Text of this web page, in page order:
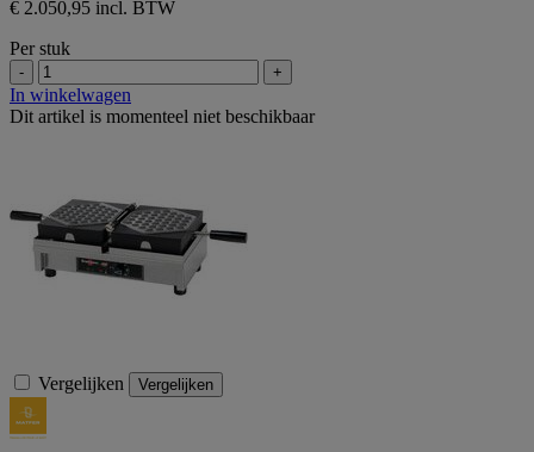
€ 2.050,95 incl. BTW
Per stuk
- +
In winkelwagen
Dit artikel is momenteel niet beschikbaar
Vergelijken Vergelijken